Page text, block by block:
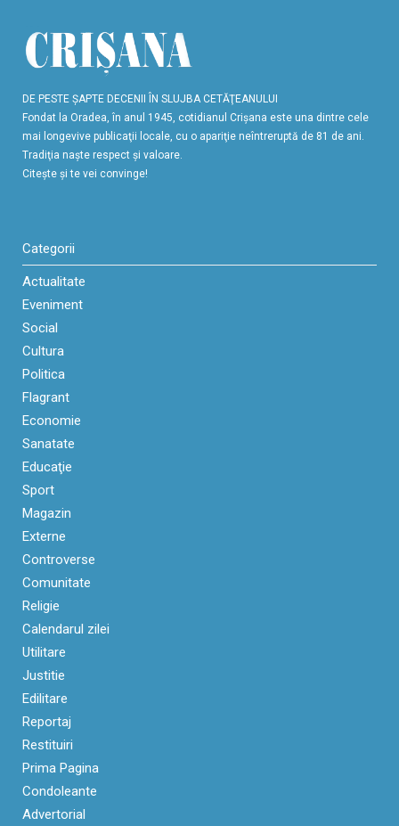
DE PESTE ŞAPTE DECENII ÎN SLUJBA CETĂŢEANULUI
Fondat la Oradea, în anul 1945, cotidianul Crişana este una dintre cele
mai longevive publicaţii locale, cu o apariţie neîntreruptă de 81 de ani.
Tradiţia naşte respect şi valoare.
Citeşte şi te vei convinge!
Categorii
Actualitate
Eveniment
Social
Cultura
Politica
Flagrant
Economie
Sanatate
Educaţie
Sport
Magazin
Externe
Controverse
Comunitate
Religie
Calendarul zilei
Utilitare
Justitie
Edilitare
Reportaj
Restituiri
Prima Pagina
Condoleante
Advertorial